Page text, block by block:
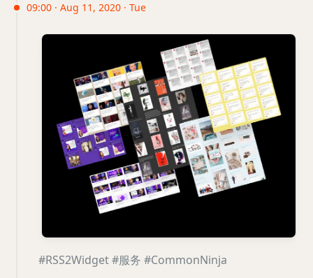
09:00 · Aug 11, 2020 · Tue
#RSS2Widget#服务 #CommonNinja